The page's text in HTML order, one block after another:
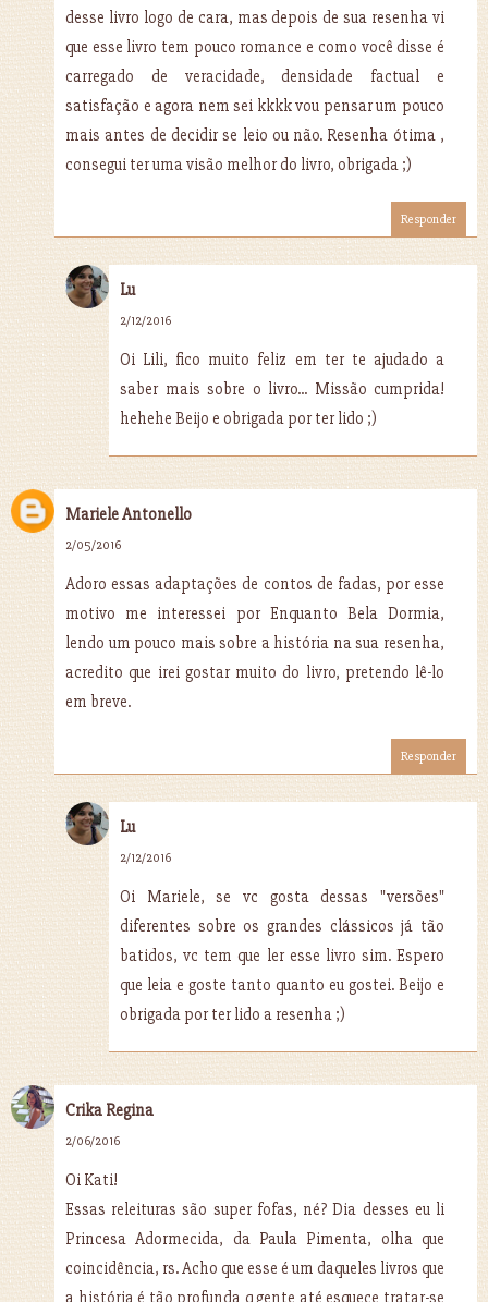
desse livro logo de cara, mas depois de sua resenha vi
que esse livro tem pouco romance e como você disse é
carregado de veracidade, densidade factual e
satisfação e agora nem sei kkkk vou pensar um pouco
mais antes de decidir se leio ou não. Resenha ótima ,
consegui ter uma visão melhor do livro, obrigada ;)
Responder
Lu
2/12/2016
Oi Lili, fico muito feliz em ter te ajudado a
saber mais sobre o livro... Missão cumprida!
hehehe Beijo e obrigada por ter lido ;)
Mariele Antonello
2/05/2016
Adoro essas adaptações de contos de fadas, por esse
motivo me interessei por Enquanto Bela Dormia,
lendo um pouco mais sobre a história na sua resenha,
acredito que irei gostar muito do livro, pretendo lê-lo
em breve.
Responder
Lu
2/12/2016
Oi Mariele, se vc gosta dessas "versões"
diferentes sobre os grandes clássicos já tão
batidos, vc tem que ler esse livro sim. Espero
que leia e goste tanto quanto eu gostei. Beijo e
obrigada por ter lido a resenha ;)
Crika Regina
2/06/2016
Oi Kati!
Essas releituras são super fofas, né? Dia desses eu li
Princesa Adormecida, da Paula Pimenta, olha que
coincidência, rs. Acho que esse é um daqueles livros que
a história é tão profunda q gente até esquece tratar-se